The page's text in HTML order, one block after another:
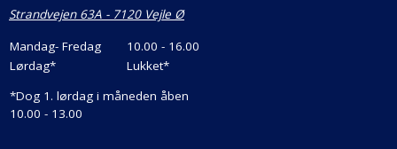
Strandvejen 63A - 7120 Vejle Ø
Mandag- Fredag
10.00 - 16.00
Lørdag*
Lukket*
*Dog 1. lørdag i måneden åben
10.00 - 13.00